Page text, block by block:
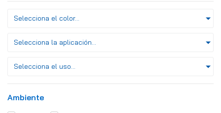
Selecciona el color...
Selecciona la aplicación...
Selecciona el uso...
Ambiente